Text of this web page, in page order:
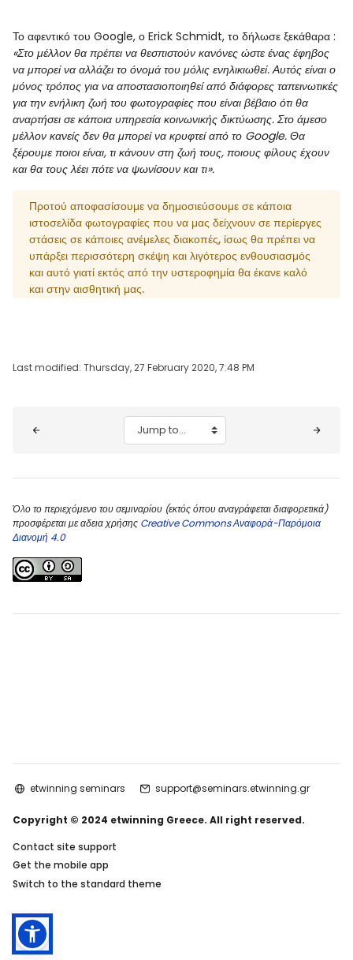
Το αφεντικό του Google, ο Erick Schmidt, το δήλωσε ξεκάθαρα :
«Στο μέλλον θα πρέπει να θεσπιστούν κανόνες ώστε ένας έφηβος
να μπορεί να αλλάζει το όνομά του μόλις ενηλικιωθεί. Αυτός είναι ο
μόνος τρόπος για να αποστασιοποιηθεί από διάφορες ταπεινωτικές
για την ενήλικη ζωή του φωτογραφίες που είναι βέβαιο ότι θα
αναρτήσει σε κάποια υπηρεσία κοινωνικής δικτύωσης. Στο άμεσο
μέλλον κανείς δεν θα μπορεί να κρυφτεί από το Google. Θα
ξέρουμε ποιοι είναι, τι κάνουν στη ζωή τους, ποιους φίλους έχουν
και θα τους λέει πότε να ψωνίσουν και τι».
Προτού αποφασίσουμε να δημοσιεύσουμε σε κάποια
ιστοσελίδα φωτογραφίες που να μας δείχνουν σε περίεργες
στάσεις σε κάποιες ανέμελες διακοπές, ίσως θα πρέπει να
υπάρξει περισσότερη σκέψη και λιγότερος ενθουσιασμός
και αυτό γιατί εκτός από την υστεροφημία θα έκανε καλό
και στην αισθητική μας.
Last modified: Thursday, 27 February 2020, 7:48 PM
Jump to...
Όλο το περιεχόμενο του σεμιναρίου (εκτός όπου αναγράφεται διαφορετικά)
προσφέρεται με αδεια χρήσης Creative Commons Αναφορά-Παρόμοια
Διανομή 4.0
etwinning seminars support@seminars.etwinning.gr
Copyright © 2024 etwinning Greece. All right reserved.
Contact site support
Get the mobile app
Switch to the standard theme